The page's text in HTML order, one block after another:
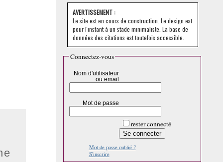
AVERTISSEMENT :
Le site est en cours de construction. Le design est
pour l'instant à un stade minimaliste. La base de
données des citations est toutefois accessible.
Connectez-vous
Nom d'utilisateur
ou email
Mot de passe
rester connecté
Mot de passe oublié ?
S'inscrire